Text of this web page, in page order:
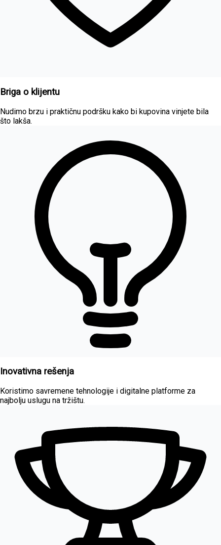
Briga o klijentu
Nudimo brzu i praktičnu podršku kako bi kupovina vinjete bila
što lakša.
Inovativna rešenja
Koristimo savremene tehnologije i digitalne platforme za
najbolju uslugu na tržištu.